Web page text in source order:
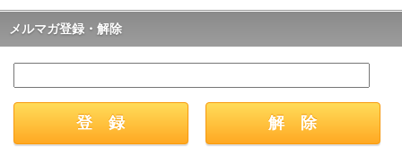
メルマガ登録・解除